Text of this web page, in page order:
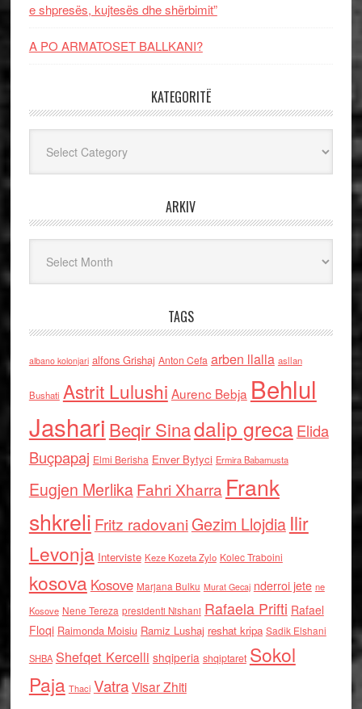
e shpresës, kujtesës dhe shërbimit”
A PO ARMATOSET BALLKANI?
KATEGORITË
ARKIV
TAGS
albano kolonjari alfons Grishaj Anton Cefa arben llalla asllan
Bushati Astrit Lulushi Aurenc Bebja Behlul
Jashari Beqir Sinadalip grecaElida
Buçpapaj Elmi Berisha Enver Bytyci Ermira Babamusta
Eugjen MerlikaFahri Xharra Frank
shkreli Fritz radovaniGezim Llojdia Ilir
Levonja Interviste Keze Kozeta Zylo Kolec Traboini
kosova Kosove Marjana Bulku Murat Gecaj nderroi jete ne
Kosove Nene Tereza presidenti Nishani Rafaela Prifti Rafael
Floqi Raimonda Moisiu Ramiz Lushaj reshat kripa Sadik Elshani
SHBA Shefqet Kercelli shqiperia shqiptaret Sokol
Paja Thaci VatraVisar Zhiti